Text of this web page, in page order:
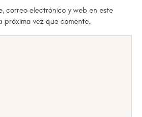
correo electrónico y web en este
próxima vez que comente.